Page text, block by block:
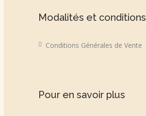
Modalités et conditions
Conditions Générales de Vente
Pour en savoir plus